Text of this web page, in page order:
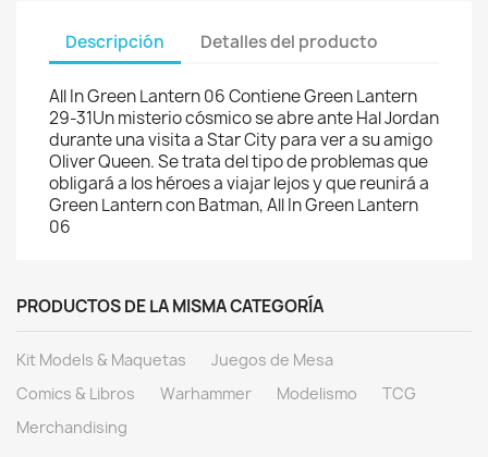
Descripción Detalles del producto
All In Green Lantern 06 Contiene Green Lantern
29-31Un misterio cósmico se abre ante Hal Jordan
durante una visita a Star City para ver a su amigo
Oliver Queen. Se trata del tipo de problemas que
obligará a los héroes a viajar lejos y que reunirá a
Green Lantern con Batman, All In Green Lantern
06
PRODUCTOS DE LA MISMA CATEGORÍA
Kit Models & Maquetas
Juegos de Mesa
Comics & Libros
Warhammer Modelismo
TCG
Merchandising